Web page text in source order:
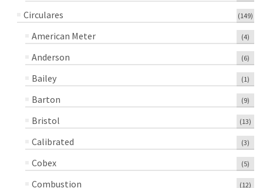
Circulares (149)
American Meter (4)
Anderson (6)
Bailey (1)
Barton (9)
Bristol (13)
Calibrated (3)
Cobex (5)
Combustion (12)